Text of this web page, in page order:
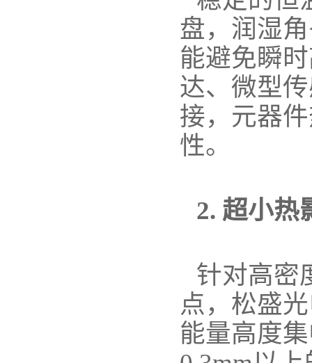
盘，润湿
能避免瞬
达、微型
接，元器
性。
2. 超小热
针对高密
点，松盛
能量高度